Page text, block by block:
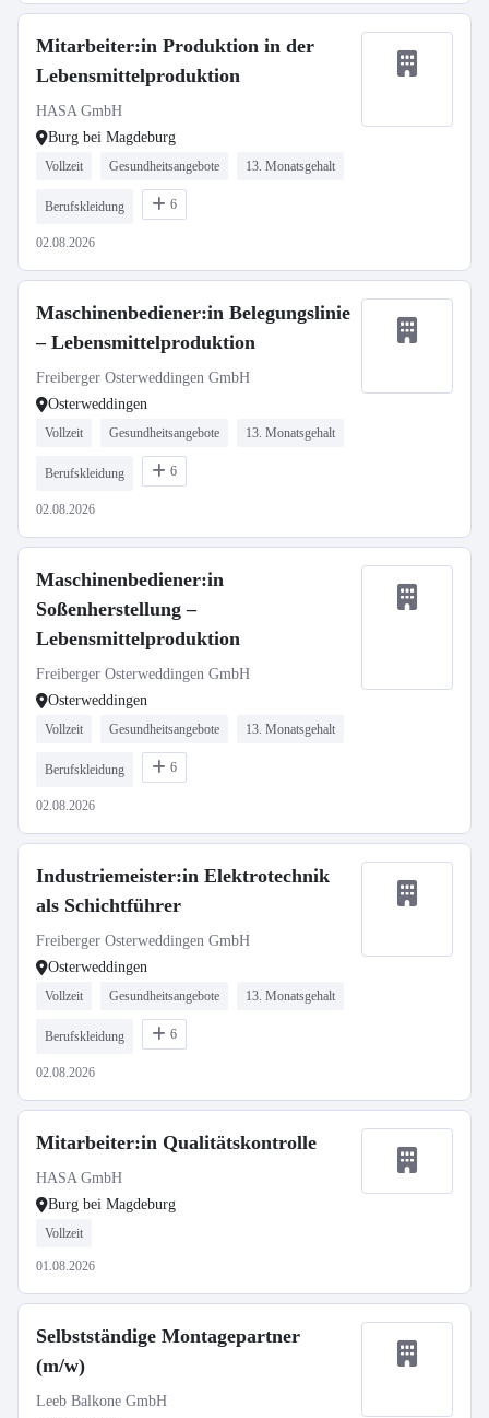
Mitarbeiter:in Produktion in der
Lebensmittelproduktion
HASA GmbH
Burg bei Magdeburg
Vollzeit Gesundheitsangebote 13. Monatsgehalt
Berufskleidung 6
02.08.2026
Maschinenbediener:in Belegungslinie
– Lebensmittelproduktion
Freiberger Osterweddingen GmbH
Osterweddingen
Vollzeit Gesundheitsangebote 13. Monatsgehalt
Berufskleidung 6
02.08.2026
Maschinenbediener:in
Soßenherstellung –
Lebensmittelproduktion
Freiberger Osterweddingen GmbH
Osterweddingen
Vollzeit Gesundheitsangebote 13. Monatsgehalt
Berufskleidung 6
02.08.2026
Industriemeister:in Elektrotechnik
als Schichtführer
Freiberger Osterweddingen GmbH
Osterweddingen
Vollzeit Gesundheitsangebote 13. Monatsgehalt
Berufskleidung 6
02.08.2026
Mitarbeiter:in Qualitätskontrolle
HASA GmbH
Burg bei Magdeburg
Vollzeit
01.08.2026
Selbstständige Montagepartner
(m/w)
Leeb Balkone GmbH